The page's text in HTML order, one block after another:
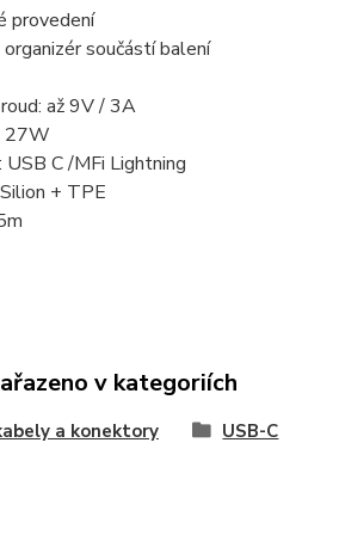
provedení
součástí balení
až 9V / 3A
27W
C /MFi Lightning
+ TPE
v kategoriích
a konektory USB-C